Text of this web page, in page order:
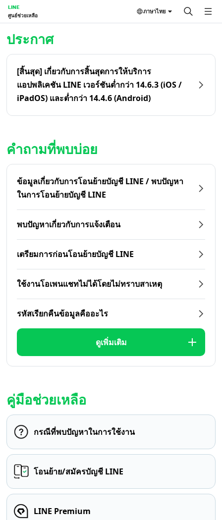
LINE
ศูนย์ช่วยเหลือ
ภาษาไทย
ประกาศ
[สิ้นสุด] เกี่ยวกับการสิ้นสุดการให้บริการ
แอปพลิเคชัน LINE เวอร์ชันต่ำกว่า 14.6.3 (iOS /
iPadOS) และต่ำกว่า 14.4.6 (Android)
คำถามที่พบบ่อย
ข้อมูลเกี่ยวกับการโอนย้ายบัญชี LINE / พบปัญหา
ในการโอนย้ายบัญชี LINE
พบปัญหาเกี่ยวกับการแจ้งเตือน
เตรียมการก่อนโอนย้ายบัญชี LINE
ใช้งานโอเพนแชทไม่ได้โดยไม่ทราบสาเหตุ
รหัสเรียกคืนข้อมูลคืออะไร
ดูเพิ่มเติม
คู่มือช่วยเหลือ
กรณีที่พบปัญหาในการใช้งาน
โอนย้าย/สมัครบัญชี LINE
LINE Premium